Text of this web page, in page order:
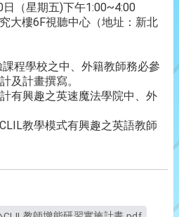
日（星期五)下午1:00~4:00
大樓6F視聽中心（地址：新北
課程學校之中、外籍教師務必參
及計畫撰寫。
有興趣之英速魔法學院中、外
教學模式有興趣之英語教師